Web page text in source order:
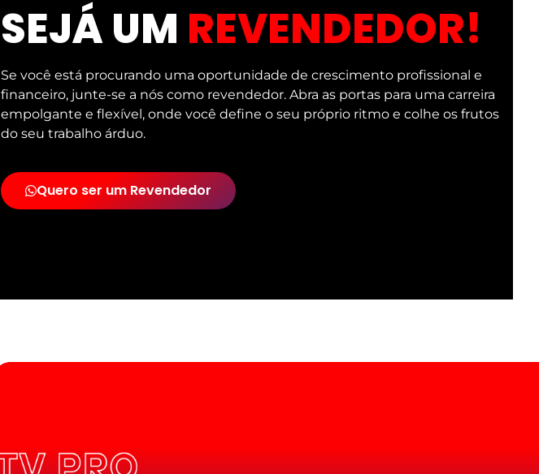
SEJÁ UM REVENDEDOR!
Se você está procurando uma oportunidade de crescimento profissional e
financeiro, junte-se a nós como revendedor. Abra as portas para uma carreira
empolgante e flexível, onde você define o seu próprio ritmo e colhe os frutos
do seu trabalho árduo.
Quero ser um Revendedor